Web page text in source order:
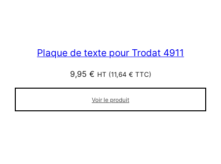
Plaque de texte pour Trodat 4911
9,95 € HT (11,64 € TTC)
Voir le produit